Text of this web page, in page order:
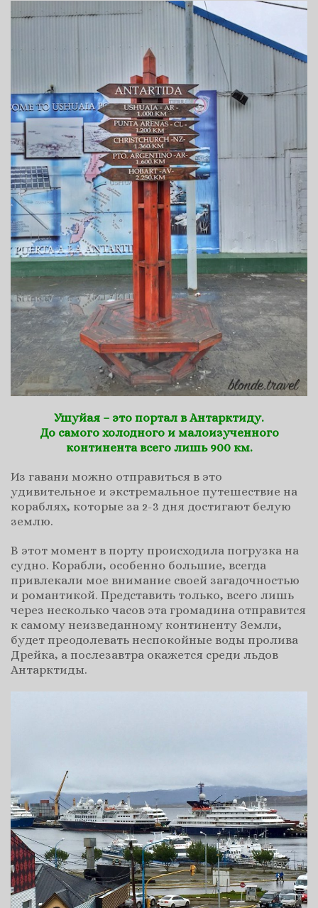
Ушуйая – это портал в Антарктиду.
До самого холодного и малоизученного
континента всего лишь 900 км.
Из гавани можно отправиться в это
удивительное и экстремальное путешествие на
кораблях, которые за 2-3 дня достигают белую
землю.
В этот момент в порту происходила погрузка на
судно. Корабли, особенно большие, всегда
привлекали мое внимание своей загадочностью
и романтикой. Представить только, всего лишь
через несколько часов эта громадина отправится
к самому неизведанному континенту Земли,
будет преодолевать неспокойные воды пролива
Дрейка, а послезавтра окажется среди льдов
Антарктиды.